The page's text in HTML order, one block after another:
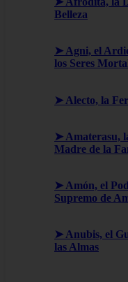
Belleza
➤ Agni, el
los Seres
➤ Alecto, la
➤ Amaterasu,
Madre de la
➤ Amón, el
Supremo de
➤ Anubis, el
las Almas